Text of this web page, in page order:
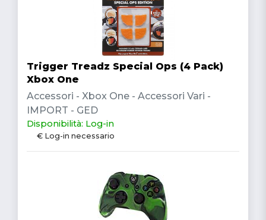
Trigger Treadz Special Ops (4 Pack)
Xbox One
Accessori - Xbox One - Accessori Vari -
IMPORT - GED
Disponibilità: Log-in
€ Log-in necessario